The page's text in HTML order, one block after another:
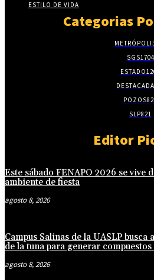
ESTILO DE VIDA
Categorias
METRÓPOLI
SGS1704
ESTADO
DESTACADA
POZOS
SLP821
Editor
Este sábado FENAPO 2026 se vive
ambiente de fiesta
agosto 8, 2026
Campus Salinas de la UASLP busca
de la tuna para generar
agosto 8, 2026